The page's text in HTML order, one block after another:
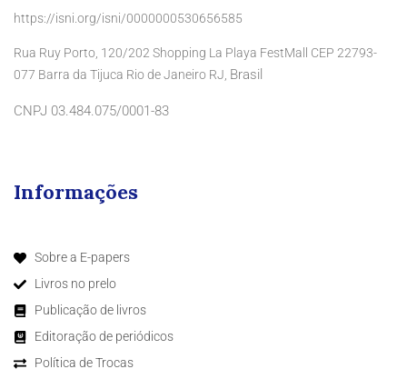
https://isni.org/isni/0000000530656585
Rua Ruy Porto, 120/202 Shopping La Playa FestMall CEP 22793-
077 Barra da Tijuca Rio de Janeiro RJ, Brasil
CNPJ 03.484.075/0001-83
Informações
Sobre a E-papers
Livros no prelo
Publicação de livros
Editoração de periódicos
Política de Trocas